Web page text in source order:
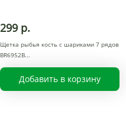
299 р.
Щетка рыбья кость с шариками 7 рядов
BR6952B
Добавить в корзину